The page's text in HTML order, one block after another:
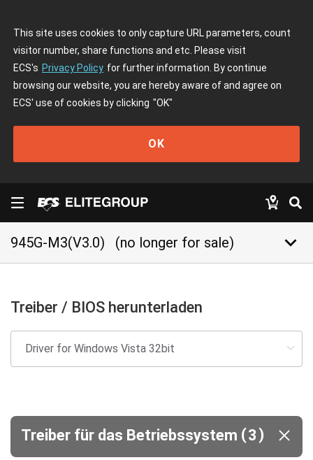
This site uses cookies to only capture URL parameters, count
visitor number, share functions and etc. Please visit
ECS's Privacy Policy for further information. By continue
browsing our website, you are hereby aware of and agree on
ECS' use of cookies by clicking "OK"
OK
945G-M3(V3.0) (no longer for sale) keyboard_arrow_down
Treiber / BIOS herunterladen
Treiber für das Betriebssystem (3 )